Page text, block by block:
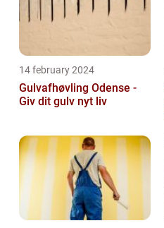
14 february 2024
Gulvafhøvling Odense -
Giv dit gulv nyt liv